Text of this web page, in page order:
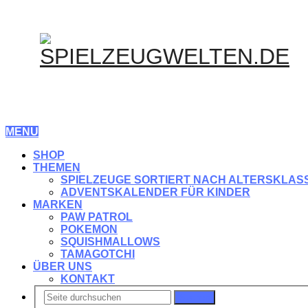
MENU
SHOP
THEMEN
SPIELZEUGE SORTIERT NACH
ADVENTSKALENDER FÜR KINDER
MARKEN
PAW PATROL
POKEMON
SQUISHMALLOWS
TAMAGOTCHI
ÜBER UNS
KONTAKT